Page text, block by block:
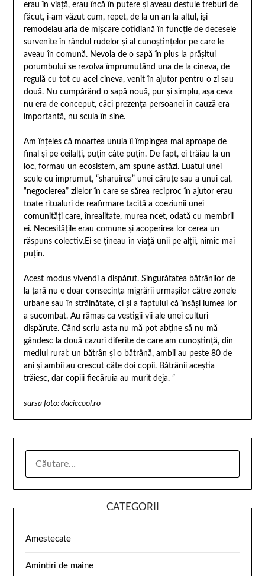
erau în viață, erau încă în putere și aveau destule treburi de
făcut, i-am văzut cum, repet, de la un an la altul, își
remodelau aria de mișcare cotidiană în funcție de decesele
survenite în rândul rudelor și al cunoștințelor pe care le
aveau în comună. Nevoia de o sapă în plus la prășitul
porumbului se rezolva împrumutând una de la cineva, de
regulă cu tot cu acel cineva, venit în ajutor pentru o zi sau
două. Nu cumpărând o sapă nouă, pur și simplu, așa ceva
nu era de conceput, căci prezența persoanei în cauză era
importantă, nu scula în sine.
Am înțeles că moartea unuia îi împingea mai aproape de
final și pe ceilalți, puțin câte puțin. De fapt, ei trăiau la un
loc, formau un ecosistem, am spune astăzi. Luatul unei
scule cu împrumut, “sharuirea” unei căruțe sau a unui cal,
“negocierea” zilelor în care se sărea reciproc în ajutor erau
toate ritualuri de reafirmare tacită a coeziunii unei
comunități care, înrealitate, murea ncet, odată cu membrii
ei. Necesitățile erau comune și acoperirea lor cerea un
răspuns colectiv.Ei se țineau în viață unii pe alții, nimic mai
puțin.
Acest modus vivendi a dispărut. Singurătatea bătrânilor de
la țară nu e doar consecința migrării urmașilor către zonele
urbane sau în străinătate, ci și a faptului că însăși lumea lor
a sucombat. Au rămas ca vestigii vii ale unei culturi
dispărute. Când scriu asta nu mă pot abține să nu mă
gândesc la două cazuri diferite de care am cunoștință, din
mediul rural: un bătrân și o bătrână, ambii au peste 80 de
ani și ambii au crescut câte doi copii. Bătrânii aceștia
trăiesc, dar copiii fiecăruia au murit deja. ”
sursa foto: daciccool.ro
CATEGORII
Amestecate
Amintiri de maine